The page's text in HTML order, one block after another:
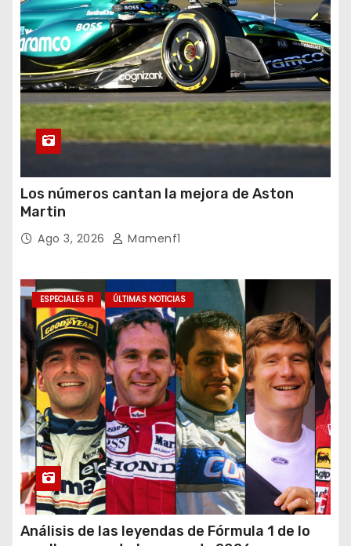
Los números cantan la mejora de Aston
Martin
Ago 3, 2026 Mamenf1
ESPECIALES F1 ÚLTIMAS NOTICIAS
Análisis de las leyendas de Fórmula 1 de lo